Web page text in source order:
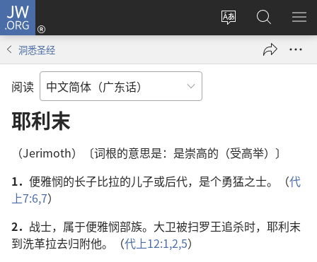
JW.ORG
更
登
录
（打
搜
索
JW.ORG
显
洞悉圣经
阅读
耶利末
（Jerimoth）〔词根的意思是：是崇高的（受高举）〕
1． 便雅悯的长子比拉的儿子或后代，是个勇猛之士。（代
上7:6,7）
2． 战士，属于便雅悯部族。大卫被扫罗王追杀时，耶利末
到洗革拉去归附他。（代上12:1,2,5）